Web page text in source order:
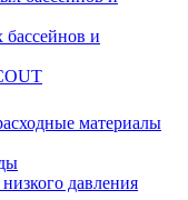
и
материалы